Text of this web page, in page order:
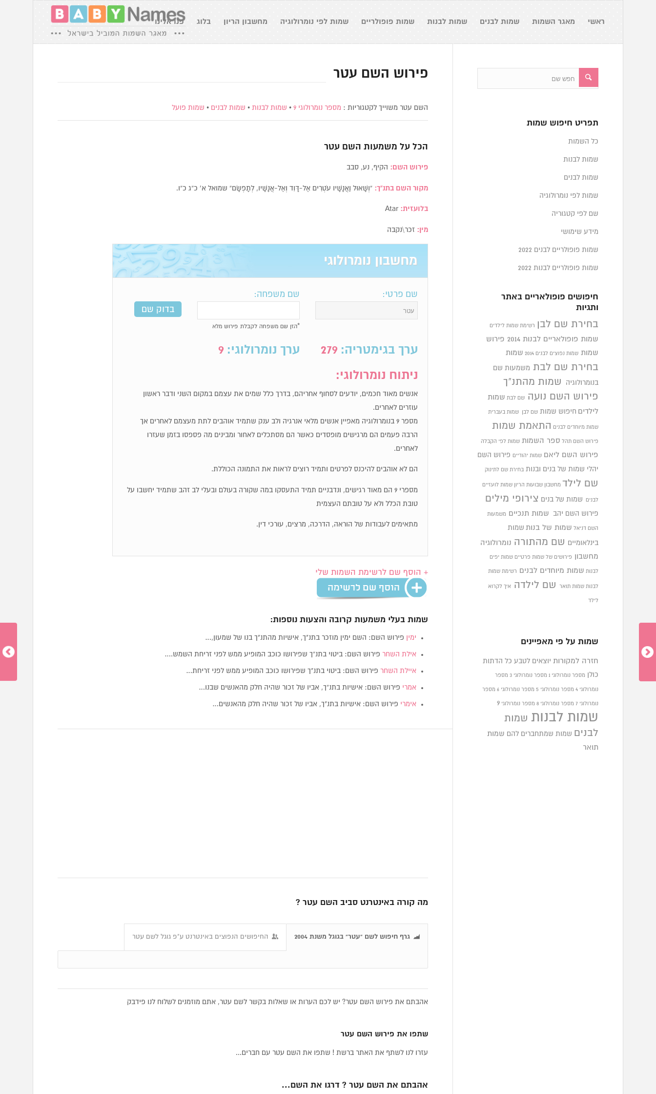
ראשי מאגר השמות שמות לבנים שמות לבנות שמות פופולריים שמות לפי נומרולוגיה מחשבון הריון בלוג פנו אלינו
פירוש השם עטר
השם עטר משוייך לקטגוריות : מספר נומרולוגי 9 • שמות לבנות • שמות לבנים • שמות פועל
הכל על משמעות השם עטר
פירוש השם: הקיף, נע, סבב
מקור השם בתנ”ך:“וְשָׁאוּל וַאֲנָשָׁיו עֹטְרִים אֶל-דָּוִד וְאֶל-אֲנָשָׁיו, לְתָפְשָׂם” שמואל א’ כ”ג כ”ו.
בלועזית: Atar
מין: זכר\נקבה
מחשבון נומרולוגי
שם פרטי: שם משפחה:
*הזן שם משפחה לקבלת פירוש מלא
ערך בגימטריה: 279 ערך נומרולוגי: 9
ניתוח נומרולוגי:
אנשים מאוד חכמים, יודעים לסחוף אחריהם, בדרך כלל שמים את עצמם במקום השני ודבר ראשון
עוזרים לאחרים.
מספר 9 בנומרולוגיה מאפיין אנשים מלאי אנרגיה ולב ענק שתמיד אוהבים לתת מעצמם לאחרים אך
הרבה פעמים הם מרגישים מופסדים כאשר הם מסתכלים לאחור ומבינים מה פספסו בזמן שעזרו
לאחרים.
הם לא אוהבים להיכנס לפרטים ותמיד רוצים לראות את התמונה הכוללת.
מספרי 9 הם מאוד רגישים, ונדבניים תמיד התעסקו במה שקורה בעולם ובעלי לב זהב שתמיד יחשבו על
טובת הכלל ולא על טובתם העצמית
מתאימים לעבודות של הוראה, הדרכה, מרצים, עורכי דין.
+ הוסף שם לרשימת השמות שלי
שמות בעלי משמעות קרובה והצעות נוספות:
ימין פירוש השם: השם ימין מוזכר בתנ"ך, אישיות מהתנ"ך בנו של שמעון,…
אילת השחר פירוש השם: ביטוי בתנ”ך שפירושו כוכב המופיע ממש לפני זריחת השמש.…
איילת השחר פירוש השם: ביטוי בתנ"ך שפירושו כוכב המופיע ממש לפני זריחת…
אמרי פירוש השם: אישיות בתנ”ך, אביו של זכור שהיה חלק מהאנשים שבנו…
אימרי פירוש השם: אישיות בתנ"ך, אביו של זכור שהיה חלק מהאנשים…
מה קורה באינטרנט סביב השם עטר ?
גרף חיפוש לשם "עטר" בגוגל משנת 2004 החיפושים הנפוצים באינטרנט ע"פ גוגל לשם עטר
אהבתם את פירוש השם עטר? יש לכם הערות או שאלות בקשר לשם עטר, אתם מוזמנים לשלוח לנו פידבק
שתפו את פירוש השם עטר
עזרו לנו לשתף את האתר ברשת ! שתפו את השם עטר עם חברים...
אהבתם את השם עטר ? דרגו את השם...
תפריט חיפוש שמות
כל השמות
שמות לבנות
שמות לבנים
שמות לפי נומרולוגיה
שם לפי קטגוריה
מידע שימושי
שמות פופולריים לבנים 2022
שמות פופולריים לבנות 2022
חיפושים פופולאריים באתר
ותגיות
בחירת שם לבן רשימת שמות לילדים
שמות פופולאריים לבנות 2014 פירוש
שמות שמות נפוצים לבנים 2014 שמות
בחירת שם לבת משמעות שם
בנומרולוגיה
שמות מהתנ"ך
פירוש השם נועה
שם לבת שמות
לילדים חיפוש שמות שם לבן שמות בעברית
שמות מיוחדים לבנים התאמת שמות
פירוש השם תהל ספר השמות שמות לפי הקבלה
פירוש השם ליאם שמות יהודיים פירוש השם
יהלי שמות של בנים ובנות בחירת שם לתינוק
שם לילד מחשבון שבועות הריון שמות לועזיים
לבנים שמות של בנים צירופי מילים
פירוש השם יהב שמות תנכיים משמעות
השם דניאל שמות של בנות שמות
בינלאומיים שם מהתורה נומרולוגיה
מחשבון פירושים של שמות פרטיים שמות יפים
לבנות שמות מיוחדים לבנים רשימת שמות
לבנות שמות תואר שם לילדה איך לקרוא
לילד
שמות על פי מאפיינים
חזרה למקורות יוצאים לטבע כל הדתות
כולן מספר נומרולוגי 1 מספר נומרולוגי 3 מספר
נומרולוגי 4 מספר נומרולוגי 5 מספר נומרולוגי 6 מספר
נומרולוגי 7 מספר נומרולוגי 8 מספר נומרולוגי9
שמות לבנות שמות
לבנים
שמות שמתחברים להם שמות
תואר